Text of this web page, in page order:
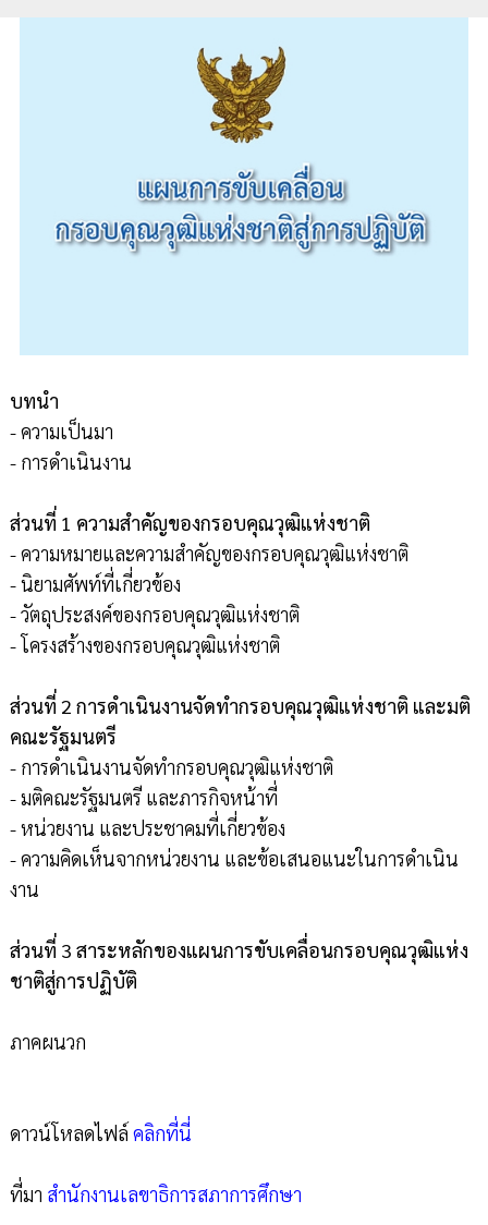
บทนำ
- ความเป็นมา
- การดำเนินงาน
ส่วนที่ 1 ความสำคัญของกรอบคุณวุฒิแห่งชาติ
- ความหมายและความสำคัญของกรอบคุณวุฒิแห่งชาติ
- นิยามศัพท์ที่เกี่ยวข้อง
- วัตถุประสงค์ของกรอบคุณวุฒิแห่งชาติ
- โครงสร้างของกรอบคุณวุฒิแห่งชาติ
ส่วนที่ 2 การดำเนินงานจัดทำกรอบคุณวุฒิแห่งชาติ และมติ
คณะรัฐมนตรี
- การดำเนินงานจัดทำกรอบคุณวุฒิแห่งชาติ
- มติคณะรัฐมนตรี และภารกิจหน้าที่
- หน่วยงาน และประชาคมที่เกี่ยวข้อง
- ความคิดเห็นจากหน่วยงาน และข้อเสนอแนะในการดำเนิน
งาน
ส่วนที่ 3 สาระหลักของแผนการขับเคลื่อนกรอบคุณวุฒิแห่ง
ชาติสู่การปฏิบัติ
ภาคผนวก
ดาวน์โหลดไฟล์ คลิกที่นี่
ที่มา สำนักงานเลขาธิการสภาการศึกษา